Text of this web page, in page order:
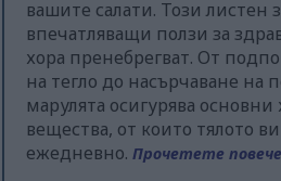
вашите салати. Този листен
впечатляващи ползи за
хора пренебрегват. От
на тегло до насърчаване на
марулята осигурява
вещества, от които тялото
ежедневно.Прочетете